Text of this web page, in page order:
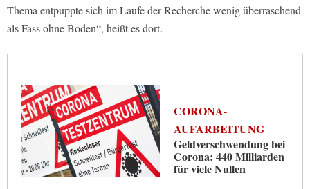
Thema entpuppte sich im Laufe der Recherche wenig überraschend
als Fass ohne Boden“, heißt es dort.
CORONA-
AUFARBEITUNG
Geldverschwendung bei
Corona: 440 Milliarden
für viele Nullen